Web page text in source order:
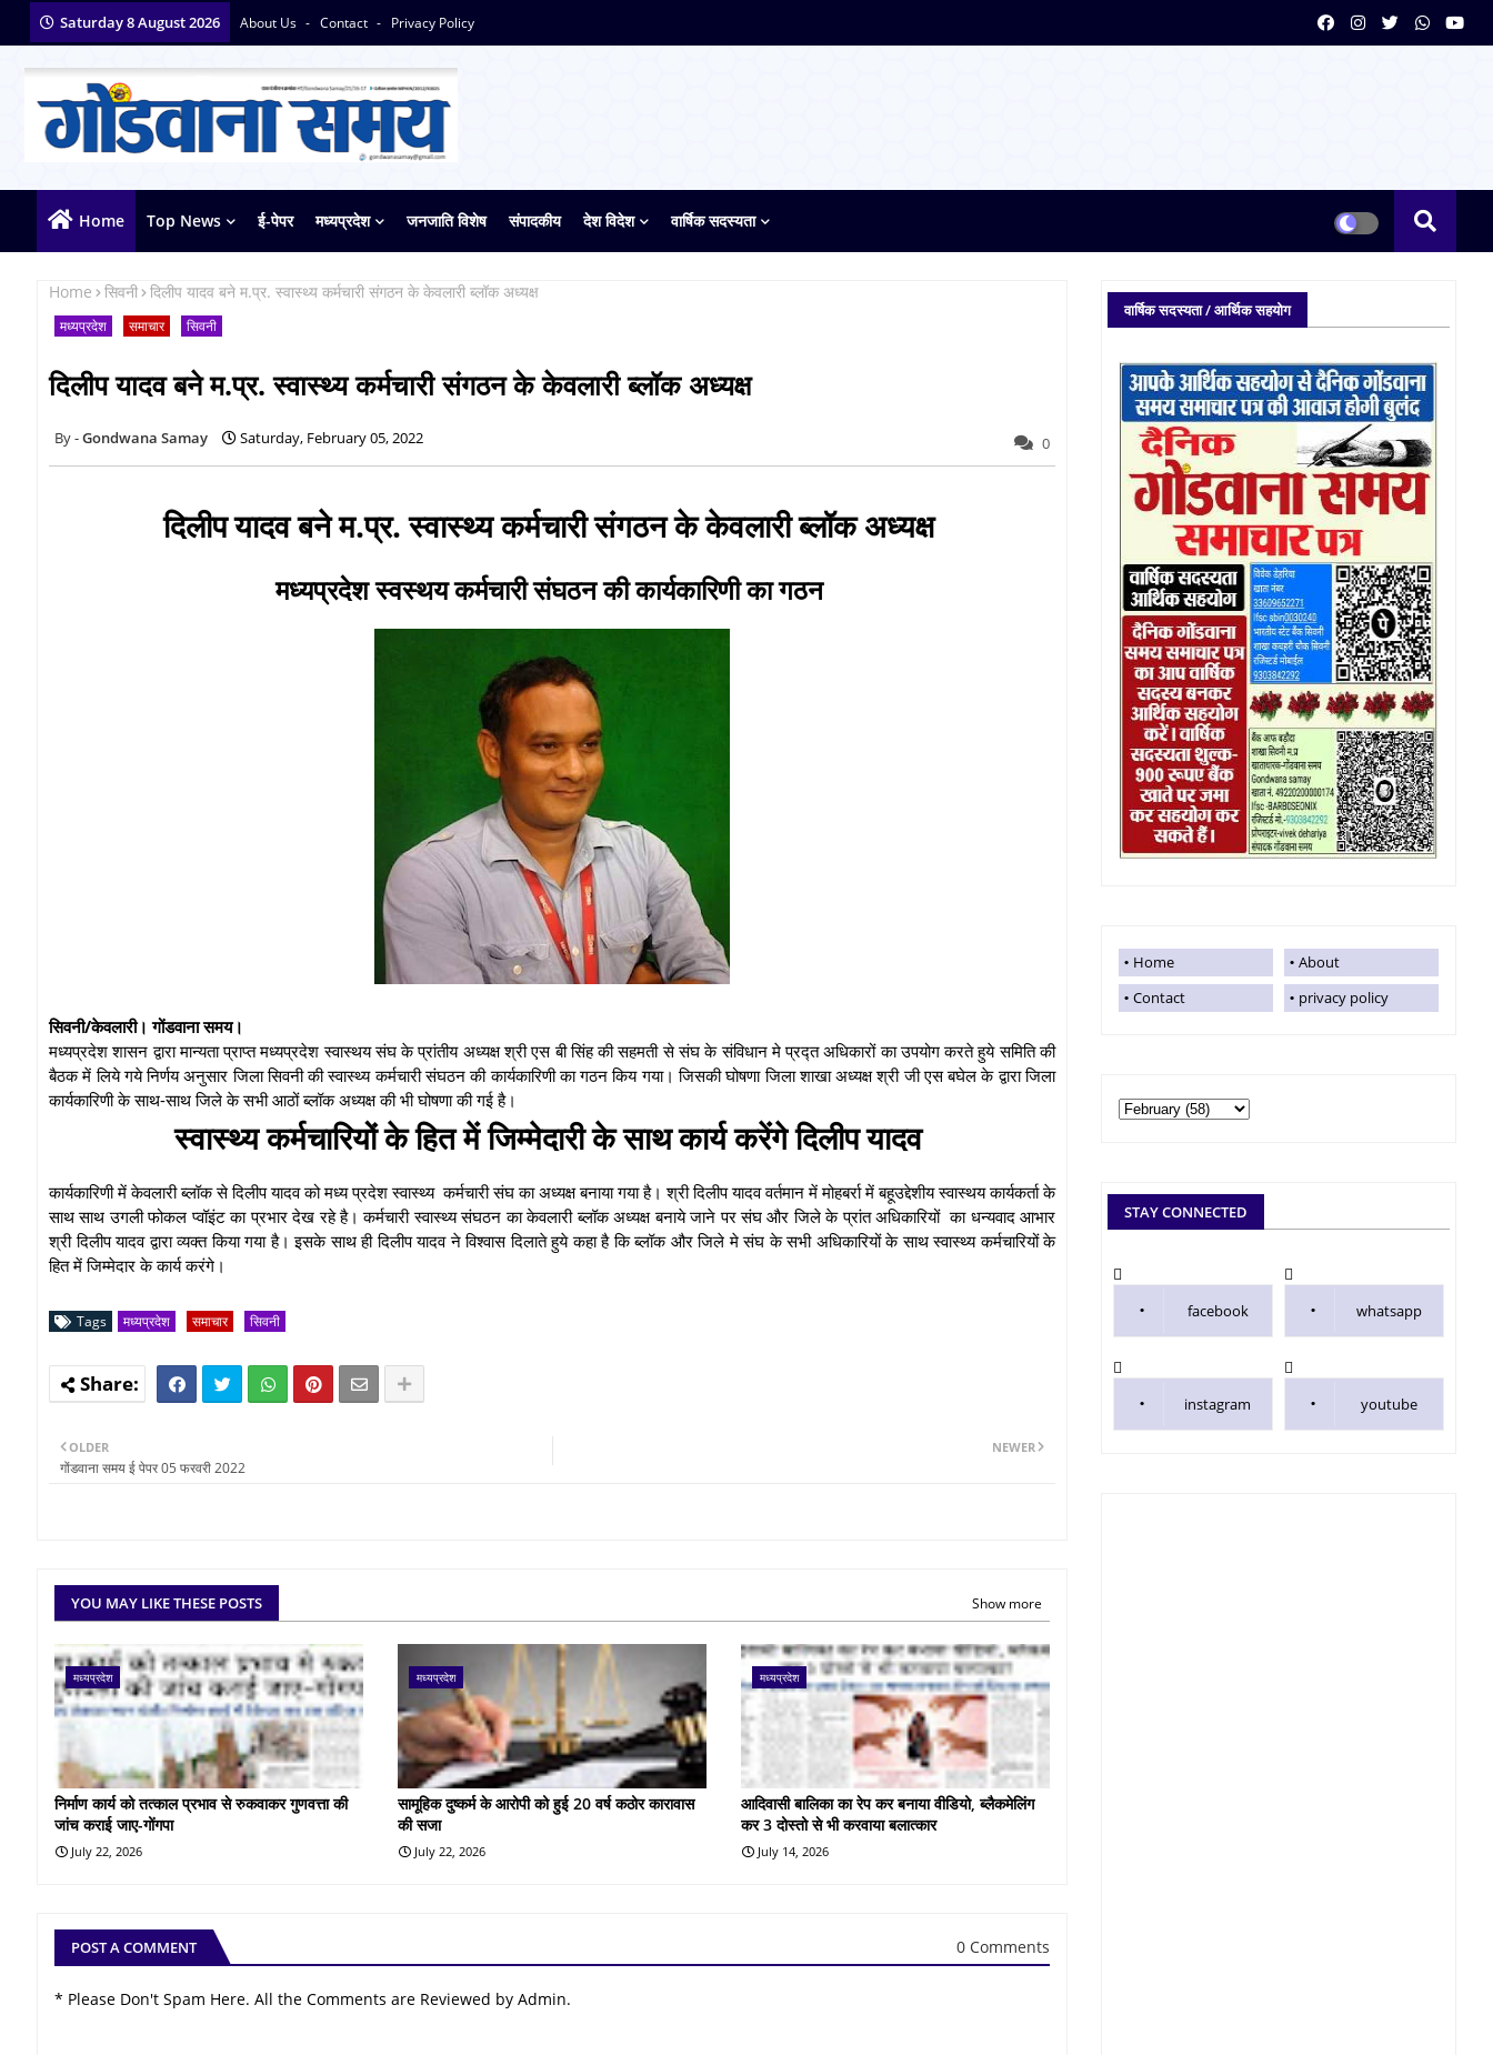
Saturday 8 August 2026 About Us Contact Privacy Policy
Home Top News ई-पेपर मध्यप्रदेश जनजाति विशेष संपादकीय देश विदेश वार्षिक सदस्यता
Home सिवनी दिलीप यादव बने म.प्र. स्वास्थ्य कर्मचारी संगठन के केवलारी ब्लॉक अध्यक्ष
मध्यप्रदेश समाचार सिवनी
दिलीप यादव बने म.प्र. स्वास्थ्य कर्मचारी संगठन के केवलारी ब्लॉक अध्यक्ष
Gondwana Samay Saturday, February 05, 2022 0
दिलीप यादव बने म.प्र. स्वास्थ्य कर्मचारी संगठन के केवलारी ब्लॉक अध्यक्ष
मध्यप्रदेश स्वस्थय कर्मचारी संघठन की कार्यकारिणी का गठन
सिवनी/केवलारी। गोंडवाना समय।
मध्यप्रदेश शासन द्वारा मान्यता प्राप्त मध्यप्रदेश स्वास्थय संघ के प्रांतीय अध्यक्ष श्री एस बी सिंह की सहमती से संघ के संविधान मे प्रद्त अधिकारों का उपयोग करते हुये समिति की
बैठक में लिये गये निर्णय अनुसार जिला सिवनी की स्वास्थ्य कर्मचारी संघठन की कार्यकारिणी का गठन किय गया। जिसकी घोषणा जिला शाखा अध्यक्ष श्री जी एस बघेल के द्वारा जिला
कार्यकारिणी के साथ-साथ जिले के सभी आठों ब्लॉक अध्यक्ष की भी घोषणा की गई है।
स्वास्थ्य कर्मचारियों के हित में जिम्मेदारी के साथ कार्य करेंगे दिलीप यादव
कार्यकारिणी में केवलारी ब्लॉक से दिलीप यादव को मध्य प्रदेश स्वास्थ्य कर्मचारी संघ का अध्यक्ष बनाया गया है। श्री दिलीप यादव वर्तमान में मोहबर्रा में बहूउद्देशीय स्वास्थय कार्यकर्ता के
साथ साथ उगली फोकल प्वॉइंट का प्रभार देख रहे है। कर्मचारी स्वास्थ्य संघठन का केवलारी ब्लॉक अध्यक्ष बनाये जाने पर संघ और जिले के प्रांत अधिकारियों का धन्यवाद आभार
श्री दिलीप यादव द्वारा व्यक्त किया गया है। इसके साथ ही दिलीप यादव ने विश्वास दिलाते हुये कहा है कि ब्लॉक और जिले मे संघ के सभी अधिकारियों के साथ स्वास्थ्य कर्मचारियों के
हित में जिम्मेदार के कार्य करंगे।
Tags मध्यप्रदेश समाचार सिवनी
NEWER
OLDER
गोंडवाना समय ई पेपर 05 फरवरी 2022
YOU MAY LIKE THESE POSTS Show more
मध्यप्रदेश
निर्माण कार्य को तत्काल प्रभाव से रुकवाकर गुणवत्ता की
जांच कराई जाए-गोंगपा
July 22, 2026
मध्यप्रदेश
सामूहिक दुष्कर्म के आरोपी को हुई 20 वर्ष कठोर कारावास
की सजा
July 22, 2026
मध्यप्रदेश
आदिवासी बालिका का रेप कर बनाया वीडियो, ब्लैकमेलिंग
कर 3 दोस्तो से भी करवाया बलात्कार
July 14, 2026
POST A COMMENT 0 Comments
* Please Don't Spam Here. All the Comments are Reviewed by Admin.
वार्षिक सदस्यता / आर्थिक सहयोग
Home
About
Contact
privacy policy
STAY CONNECTED
facebook whatsapp
instagram youtube